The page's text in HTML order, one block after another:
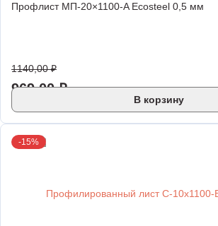
Профлист МП-20×1100-A Ecosteel 0,5 мм
1140,00₽
969,00₽
В корзину
-15%